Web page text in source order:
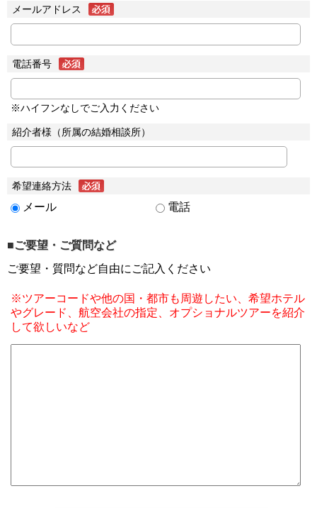
メールアドレス
電話番号
※ハイフンなしでご入力ください
紹介者様（所属の結婚相談所）
希望連絡方法
メール 電話
■ご要望・ご質問など
ご要望・質問など自由にご記入ください
※ツアーコードや他の国・都市も周遊したい、希望ホテル
やグレード、航空会社の指定、オプショナルツアーを紹介
して欲しいなど